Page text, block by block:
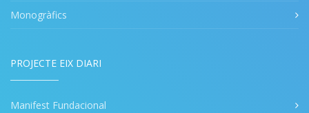
Monogràfics
PROJECTE EIX DIARI
Manifest Fundacional